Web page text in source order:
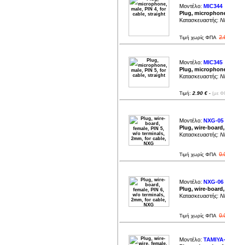
Μοντέλο: MIC344
Plug,
Κατασκευαστής:
Τιμή χωρίς ΦΠΑ
Μοντέλο: MIC345
Plug,
Κατασκευαστής:
Τιμή: 2.90 € - (με
Μοντέλο: NXG-05
Plug, wire-
Κατασκευαστής:
Τιμή χωρίς ΦΠΑ
Μοντέλο: NXG-06
Plug, wire-
Κατασκευαστής:
Τιμή χωρίς ΦΠΑ
Μοντέλο: